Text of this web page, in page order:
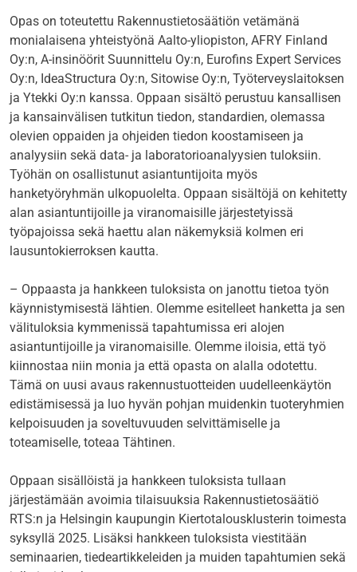
Opas on toteutettu Rakennustietosäätiön vetämänä
monialaisena yhteistyönä Aalto-yliopiston, AFRY Finland
Oy:n, A-insinöörit Suunnittelu Oy:n, Eurofins Expert Services
Oy:n, IdeaStructura Oy:n, Sitowise Oy:n, Työterveyslaitoksen
ja Ytekki Oy:n kanssa. Oppaan sisältö perustuu kansallisen
ja kansainvälisen tutkitun tiedon, standardien, olemassa
olevien oppaiden ja ohjeiden tiedon koostamiseen ja
analyysiin sekä data- ja laboratorioanalyysien tuloksiin.
Työhän on osallistunut asiantuntijoita myös
hanketyöryhmän ulkopuolelta. Oppaan sisältöjä on kehitetty
alan asiantuntijoille ja viranomaisille järjestetyissä
työpajoissa sekä haettu alan näkemyksiä kolmen eri
lausuntokierroksen kautta.
– Oppaasta ja hankkeen tuloksista on janottu tietoa työn
käynnistymisestä lähtien. Olemme esitelleet hanketta ja sen
välituloksia kymmenissä tapahtumissa eri alojen
asiantuntijoille ja viranomaisille. Olemme iloisia, että työ
kiinnostaa niin monia ja että opasta on alalla odotettu.
Tämä on uusi avaus rakennustuotteiden uudelleenkäytön
edistämisessä ja luo hyvän pohjan muidenkin tuoteryhmien
kelpoisuuden ja soveltuvuuden selvittämiselle ja
toteamiselle, toteaa Tähtinen.
Oppaan sisällöistä ja hankkeen tuloksista tullaan
järjestämään avoimia tilaisuuksia Rakennustietosäätiö
RTS:n ja Helsingin kaupungin Kiertotalousklusterin toimesta
syksyllä 2025. Lisäksi hankkeen tuloksista viestitään
seminaarien, tiedeartikkeleiden ja muiden tapahtumien sekä